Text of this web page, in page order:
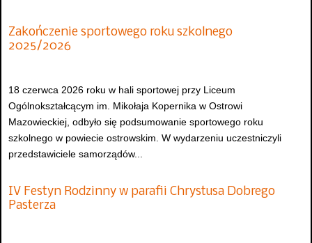
Zakończenie sportowego roku szkolnego
2025/2026
18 czerwca 2026 roku w hali sportowej przy Liceum
Ogólnokształcącym im. Mikołaja Kopernika w Ostrowi
Mazowieckiej, odbyło się podsumowanie sportowego roku
szkolnego w powiecie ostrowskim. W wydarzeniu uczestniczyli
przedstawiciele samorządów...
IV Festyn Rodzinny w parafii Chrystusa Dobrego
Pasterza